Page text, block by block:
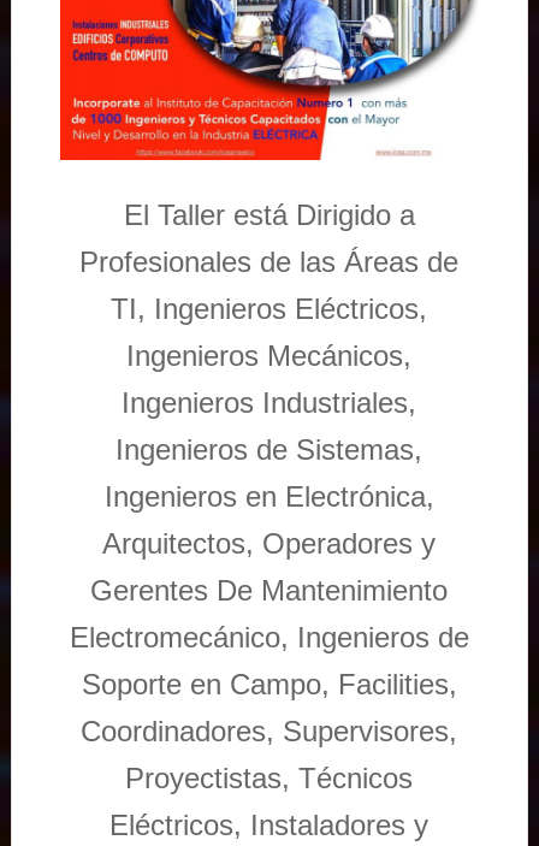
El Taller está Dirigido a
Profesionales de las Áreas de
TI, Ingenieros Eléctricos,
Ingenieros Mecánicos,
Ingenieros Industriales,
Ingenieros de Sistemas,
Ingenieros en Electrónica,
Arquitectos, Operadores y
Gerentes De Mantenimiento
Electromecánico, Ingenieros de
Soporte en Campo, Facilities,
Coordinadores, Supervisores,
Proyectistas, Técnicos
Eléctricos, Instaladores y